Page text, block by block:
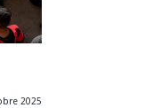
2025